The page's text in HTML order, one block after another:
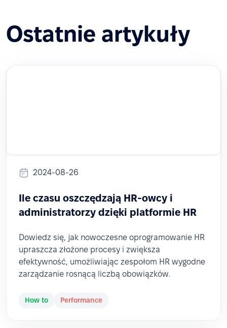
Ostatnie artykuły
2024-08-26
Ile czasu oszczędzają HR-owcy i
administratorzy dzięki platformie HR
Dowiedz się, jak nowoczesne oprogramowanie HR
upraszcza złożone procesy i zwiększa
efektywność, umożliwiając zespołom HR wygodne
zarządzanie rosnącą liczbą obowiązków.
How to Performance